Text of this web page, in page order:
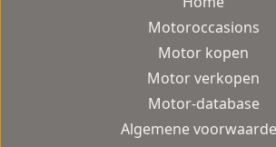
Motoroccasions
Motor kopen
Motor verkopen
Motor-database
Algemene